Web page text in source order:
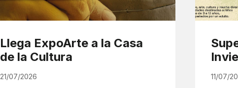
Llega ExpoArte a la Casa
de la Cultura
21/07/2026 11/07/